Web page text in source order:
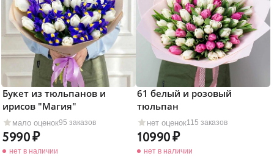
мало оценок95 заказов
Букет из тюльпанов и
ирисов "Магия"
5990
нет в наличии
нет оценок115 заказов
61 белый и розовый
тюльпан
10990
нет в наличии